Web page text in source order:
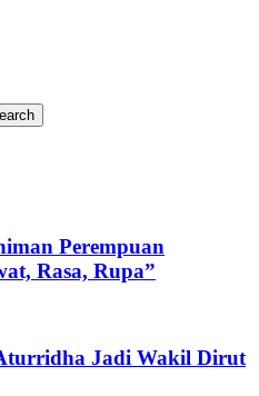
Perempuan
Rasa, Rupa”
Jadi Wakil Dirut